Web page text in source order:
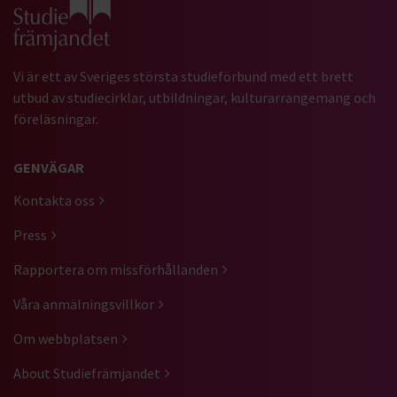
Vi är ett av Sveriges största studieförbund med ett brett
utbud av studiecirklar, utbildningar, kulturarrangemang och
föreläsningar.
GENVÄGAR
Kontakta oss
Press
Rapportera om missförhållanden
Våra anmälningsvillkor
Om webbplatsen
About Studiefrämjandet